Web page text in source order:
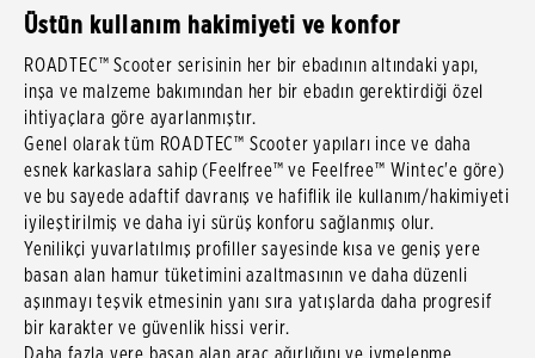
Üstün kullanım hakimiyeti ve konfor
ROADTEC™ Scooter serisinin her bir ebadının altındaki yapı,
inşa ve malzeme bakımından her bir ebadın gerektirdiği özel
ihtiyaçlara göre ayarlanmıştır.
Genel olarak tüm ROADTEC™ Scooter yapıları ince ve daha
esnek karkaslara sahip (Feelfree™ ve Feelfree™ Wintec'e göre)
ve bu sayede adaftif davranış ve hafiflik ile kullanım/hakimiyeti
iyileştirilmiş ve daha iyi sürüş konforu sağlanmış olur.
Yenilikçi yuvarlatılmış profiller sayesinde kısa ve geniş yere
basan alan hamur tüketimini azaltmasının ve daha düzenli
aşınmayı teşvik etmesinin yanı sıra yatışlarda daha progresif
bir karakter ve güvenlik hissi verir.